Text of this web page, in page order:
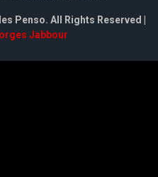
Penso. All Rights Reserved |
Jabbour